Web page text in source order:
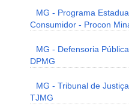
MG - Programa
Consumidor - Procon
MG - Defensoria
DPMG
MG - Tribunal de
TJMG